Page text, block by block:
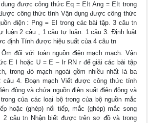
được công thức Eq = EIt Ang = EIt trong
công thức tính Vận dụng được công thức
điện : Png = EI trong các bài tập. 3 câu tn
luận 2 câu , 1 câu tự luận. 1 câu 3. Định luật
định Tính được hiệu suất của 4 câu tn
đối với toàn nguồn điện mạch mạch. Vận
E I hoặc U = E – Ir RN r để giải các bài tập
trong đó mạch ngoài gồm nhiều nhất là ba
câu 4. Đoạn mạch Viết được công thức tính
động và chứa nguồn điện suất điện động và
của các loại bộ trong của bộ nguồn mắc
hoặc (ghép) nối tiếp, mắc (ghép) mắc song
2 câu tn Nhận biết được trên sơ đồ và trong